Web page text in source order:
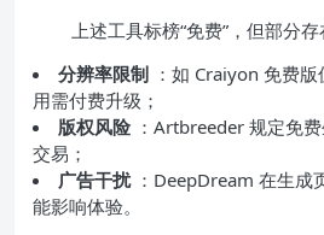
上述工具标榜“免费”，但部分
分辨率限制 ：如 Craiyon 免费
用需付费升级；
版权风险 ：Artbreeder 规定免
交易；
广告干扰 ：DeepDream 在生成
能影响体验。